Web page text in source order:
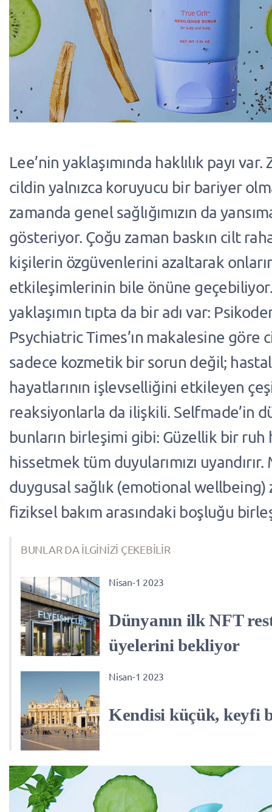
Lee’nin yaklaşımında haklılık payı
cildin yalnızca koruyucu bir bariyer
zamanda genel sağlığımızın da
gösteriyor. Çoğu zaman baskın cilt
kişilerin özgüvenlerini azaltarak
etkileşimlerinin bile önüne geçebiliyor.
yaklaşımın tıpta da bir adı var:
Psychiatric Times’ın makalesine göre
sadece kozmetik bir sorun değil;
hayatlarının işlevselliğini etkileyen
reaksiyonlarla da ilişkili. Selfmade’in
bunların birleşimi gibi: Güzellik bir ruh
hissetmek tüm duyularımızı
duygusal sağlık (emotional wellbeing)
fiziksel bakım arasındaki boşluğu
BUNLAR DA İLGİNİZİ ÇEKEBİLİR
Nisan-1 2023
Dünyanın ilk NFT
üyelerini bekliyor
Nisan-1 2023
Kendisi küçük, keyfi